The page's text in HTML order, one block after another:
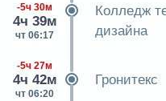
-5ч 30м
4ч 39м
чт 06:17
Колледж
дизайна
-5ч 27м
4ч 42м
чт 06:20
Гронитекс